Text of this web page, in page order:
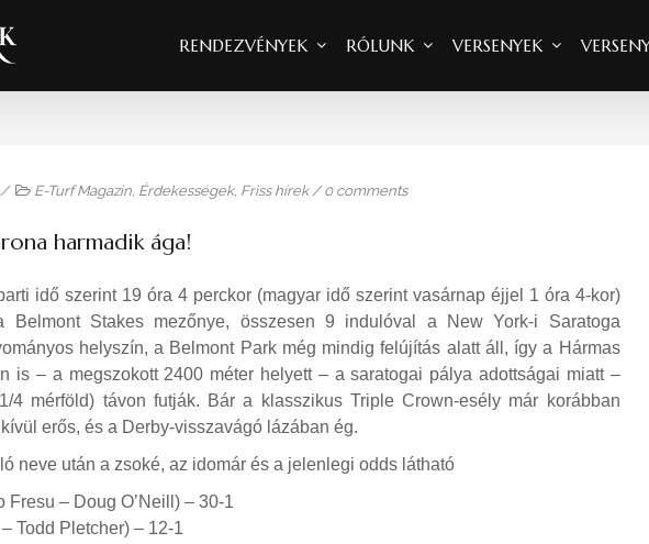
RENDEZVÉNYEK RÓLUNK VERSENYEK
E-Turf Magazin, Érdekességek, Friss hírek/0 comments
harmadik ága!
idő szerint 19 óra 4 perckor (magyar idő szerint vasárnap éjjel 1 óra 4-kor)
Stakes mezőnye, összesen 9 indulóval
a New York-i Saratoga
helyszín, a Belmont Park még mindig felújítás alatt áll, így a Hármas
is – a megszokott 2400 méter helyett – a saratogai pálya adottságai miatt –
4 mérföld) távon futják. Bár a klasszikus Triple Crown-esély már korábban
erős, és a Derby-visszavágó lázában ég.
neve után a zsoké, az idomár és a jelenlegi odds látható
Fresu – Doug O’Neill) – 30-1
Todd Pletcher) – 12-1